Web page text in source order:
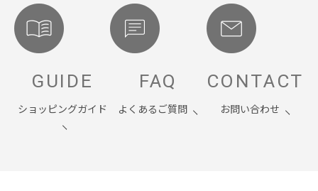
GUIDE
ショッピングガイド
FAQ
よくあるご質問
CONTACT
お問い合わせ